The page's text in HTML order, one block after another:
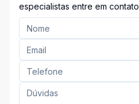
especialistas entre em contato